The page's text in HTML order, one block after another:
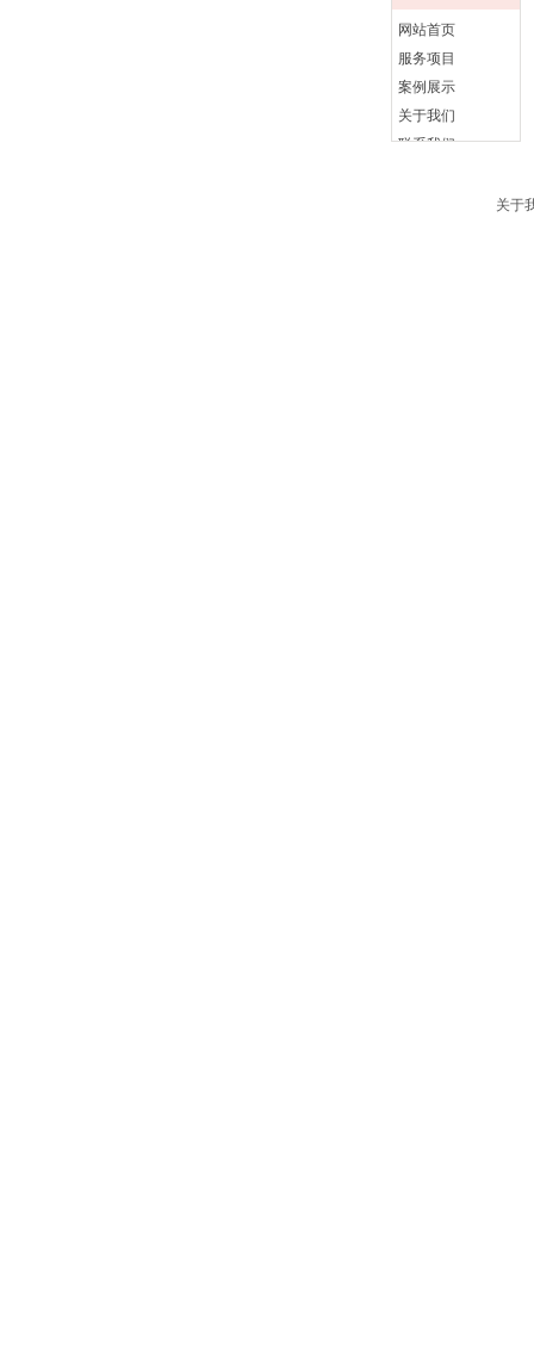
网站首页
服务项目
案例展示
关于我们
联系我们
关于